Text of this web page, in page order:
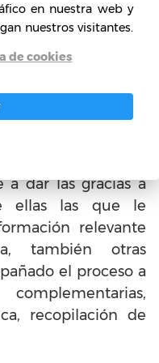
va a presentar. En
temas como los
a desarrollar su
parte final de la
dar las gracias a
ellas las que le
relevante
también otras
el proceso a
recopilación de
en nuestra web y
nuestros visitantes.
de cookies